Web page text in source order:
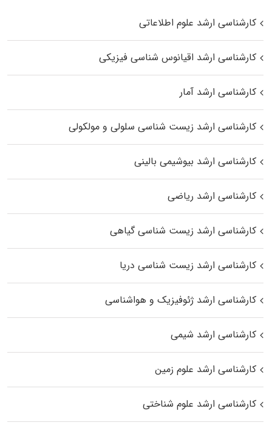
کارشناسی ارشد علوم اطلاعاتی
کارشناسی ارشد اقیانوس‌ شناسی فیزیکی
کارشناسی ارشد آمار
کارشناسی ارشد زیست شناسی سلولی و مولکولی
کارشناسی ارشد بیوشیمی بالینی
کارشناسی ارشد ریاضی
کارشناسی ارشد زیست‌ شناسی گیاهی
کارشناسی ارشد زیست‌ شناسی دریا
کارشناسی ارشد ژئوفیزیک و هواشناسی
کارشناسی ارشد شیمی
کارشناسی ارشد علوم زمین
کارشناسی ارشد علوم شناختی